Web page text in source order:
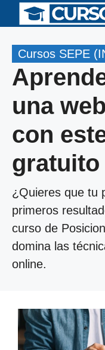
Saltar
Cursos SEPE
una
con
gratuito
¿Quieres que tu
primeros
curso de
domina las
online.